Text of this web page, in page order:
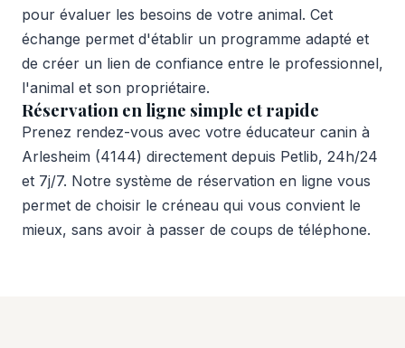
pour évaluer les besoins de votre animal. Cet
échange permet d'établir un programme adapté et
de créer un lien de confiance entre le professionnel,
l'animal et son propriétaire.
Réservation en ligne simple et rapide
Prenez rendez-vous avec votre éducateur canin à
Arlesheim (4144) directement depuis Petlib, 24h/24
et 7j/7. Notre système de réservation en ligne vous
permet de choisir le créneau qui vous convient le
mieux, sans avoir à passer de coups de téléphone.